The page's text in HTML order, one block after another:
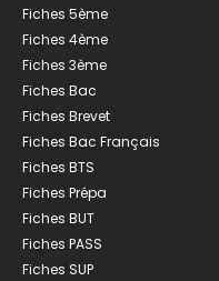
Fiches 5ème
Fiches 4ème
Fiches 3ème
Fiches Bac
Fiches Brevet
Fiches Bac Français
Fiches BTS
Fiches Prépa
Fiches BUT
Fiches PASS
Fiches SUP